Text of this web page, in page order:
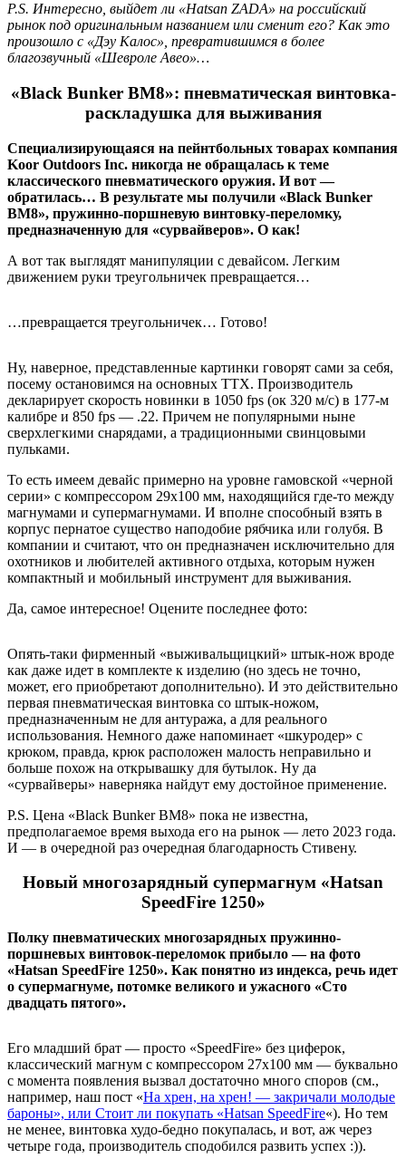
P.S. Интересно, выйдет ли «Hatsan ZADA» на российский
рынок под оригинальным названием или сменит его? Как это
произошло с «Дэу Калос», превратившимся в более
благозвучный «Шевроле Авео»…
«Black Bunker BM8»: пневматическая винтовка-
раскладушка для выживания
Специализирующаяся на пейнтбольных товарах компания
Koor Outdoors Inc. никогда не обращалась к теме
классического пневматического оружия. И вот —
обратилась… В результате мы получили «Black Bunker
BM8», пружинно-поршневую винтовку-переломку,
предназначенную для «сурвайверов». О как!
А вот так выглядят манипуляции с девайсом. Легким
движением руки треугольничек превращается…
…превращается треугольничек… Готово!
Ну, наверное, представленные картинки говорят сами за себя,
посему остановимся на основных ТТХ. Производитель
декларирует скорость новинки в 1050 fps (ок 320 м/с) в 177-м
калибре и 850 fps — .22. Причем не популярными ныне
сверхлегкими снарядами, а традиционными свинцовыми
пульками.
То есть имеем девайс примерно на уровне гамовской «черной
серии» с компрессором 29х100 мм, находящийся где-то между
магнумами и супермагнумами. И вполне способный взять в
корпус пернатое существо наподобие рябчика или голубя. В
компании и считают, что он предназначен исключительно для
охотников и любителей активного отдыха, которым нужен
компактный и мобильный инструмент для выживания.
Да, самое интересное! Оцените последнее фото:
Опять-таки фирменный «выживальщицкий» штык-нож вроде
как даже идет в комплекте к изделию (но здесь не точно,
может, его приобретают дополнительно). И это действительно
первая пневматическая винтовка со штык-ножом,
предназначенным не для антуража, а для реального
использования. Немного даже напоминает «шкуродер» с
крюком, правда, крюк расположен малость неправильно и
больше похож на открывашку для бутылок. Ну да
«сурвайверы» наверняка найдут ему достойное применение.
P.S. Цена «Black Bunker BM8» пока не известна,
предполагаемое время выхода его на рынок — лето 2023 года.
И — в очередной раз очередная благодарность Стивену.
Новый многозарядный супермагнум «Hatsan
SpeedFire 1250»
Полку пневматических многозарядных пружинно-
поршневых винтовок-переломок прибыло — на фото
«Hatsan SpeedFire 1250». Как понятно из индекса, речь идет
о супермагнуме, потомке великого и ужасного «Сто
двадцать пятого».
Его младший брат — просто «SpeedFire» без циферок,
классический магнум с компрессором 27х100 мм — буквально
с момента появления вызвал достаточно много споров (см.,
например, наш пост «На хрен, на хрен! — закричали молодые
бароны», или Стоит ли покупать «Hatsan SpeedFire«). Но тем
не менее, винтовка худо-бедно покупалась, и вот, аж через
четыре года, производитель сподобился развить успех :)).